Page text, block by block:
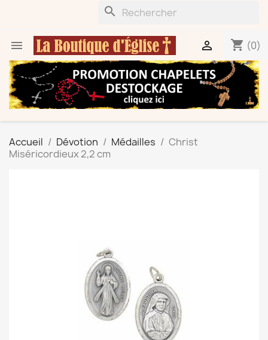
search
 shopping_cart (0)

Accueil Dévotion Médailles
Christ
Miséricordieux 2,2 cm